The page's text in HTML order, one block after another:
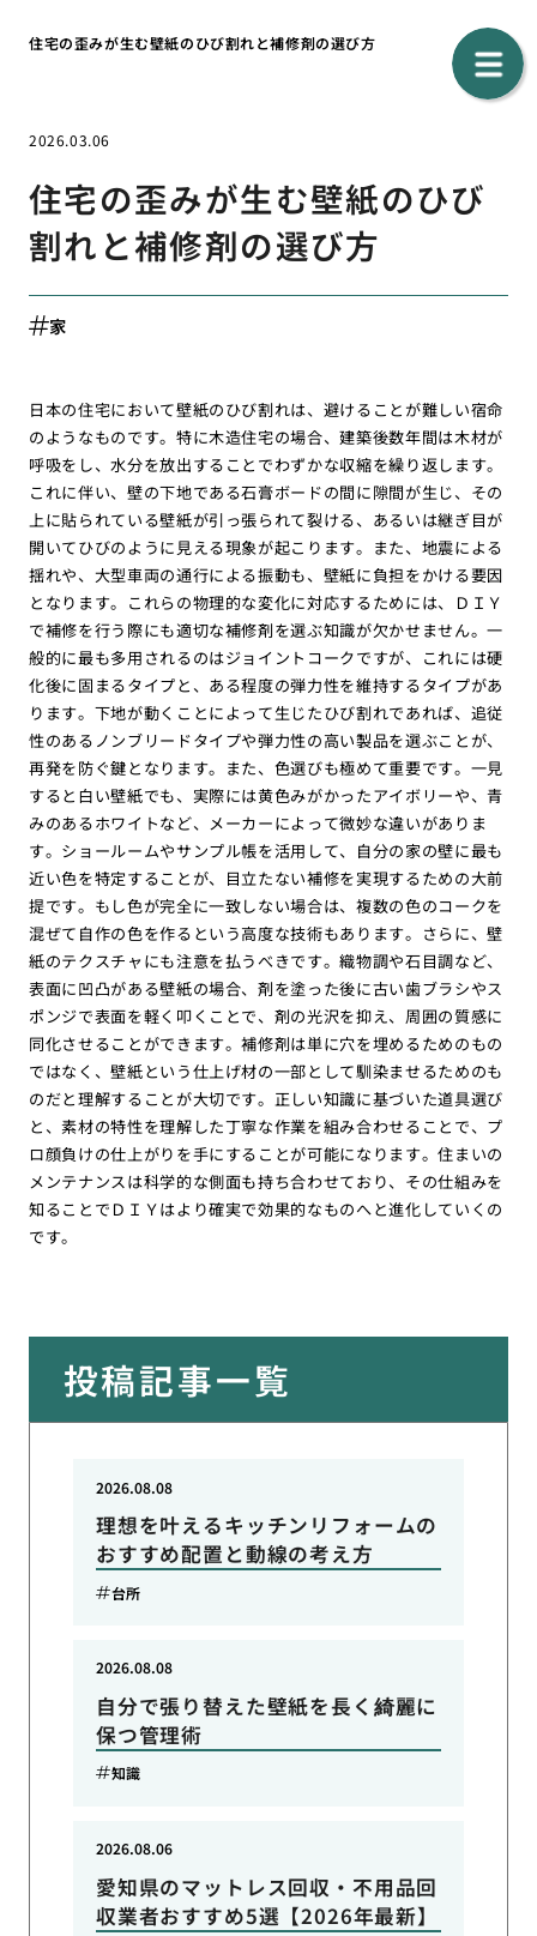
住宅の歪みが生む壁紙のひび割れと補修剤の選び方
2026.03.06
住宅の歪みが生む壁紙のひび
割れと補修剤の選び方
家
日本の住宅において壁紙のひび割れは、避けることが難しい宿命
のようなものです。特に木造住宅の場合、建築後数年間は木材が
呼吸をし、水分を放出することでわずかな収縮を繰り返します。
これに伴い、壁の下地である石膏ボードの間に隙間が生じ、その
上に貼られている壁紙が引っ張られて裂ける、あるいは継ぎ目が
開いてひびのように見える現象が起こります。また、地震による
揺れや、大型車両の通行による振動も、壁紙に負担をかける要因
となります。これらの物理的な変化に対応するためには、ＤＩＹ
で補修を行う際にも適切な補修剤を選ぶ知識が欠かせません。一
般的に最も多用されるのはジョイントコークですが、これには硬
化後に固まるタイプと、ある程度の弾力性を維持するタイプがあ
ります。下地が動くことによって生じたひび割れであれば、追従
性のあるノンブリードタイプや弾力性の高い製品を選ぶことが、
再発を防ぐ鍵となります。また、色選びも極めて重要です。一見
すると白い壁紙でも、実際には黄色みがかったアイボリーや、青
みのあるホワイトなど、メーカーによって微妙な違いがありま
す。ショールームやサンプル帳を活用して、自分の家の壁に最も
近い色を特定することが、目立たない補修を実現するための大前
提です。もし色が完全に一致しない場合は、複数の色のコークを
混ぜて自作の色を作るという高度な技術もあります。さらに、壁
紙のテクスチャにも注意を払うべきです。織物調や石目調など、
表面に凹凸がある壁紙の場合、剤を塗った後に古い歯ブラシやス
ポンジで表面を軽く叩くことで、剤の光沢を抑え、周囲の質感に
同化させることができます。補修剤は単に穴を埋めるためのもの
ではなく、壁紙という仕上げ材の一部として馴染ませるためのも
のだと理解することが大切です。正しい知識に基づいた道具選び
と、素材の特性を理解した丁寧な作業を組み合わせることで、プ
ロ顔負けの仕上がりを手にすることが可能になります。住まいの
メンテナンスは科学的な側面も持ち合わせており、その仕組みを
知ることでＤＩＹはより確実で効果的なものへと進化していくの
です。
投稿記事一覧
理想を叶えるキッチンリフォームの
おすすめ配置と動線の考え方
2026.08.08
台所
自分で張り替えた壁紙を長く綺麗に
保つ管理術
2026.08.08
知識
愛知県のマットレス回収・不用品回
収業者おすすめ5選【2026年最新】
2026.08.06